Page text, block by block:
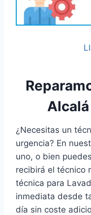
¿Necesitas un
urgencia? En
uno, o bien
recibirá el técnico
técnica para
inmediata desde
día sin coste